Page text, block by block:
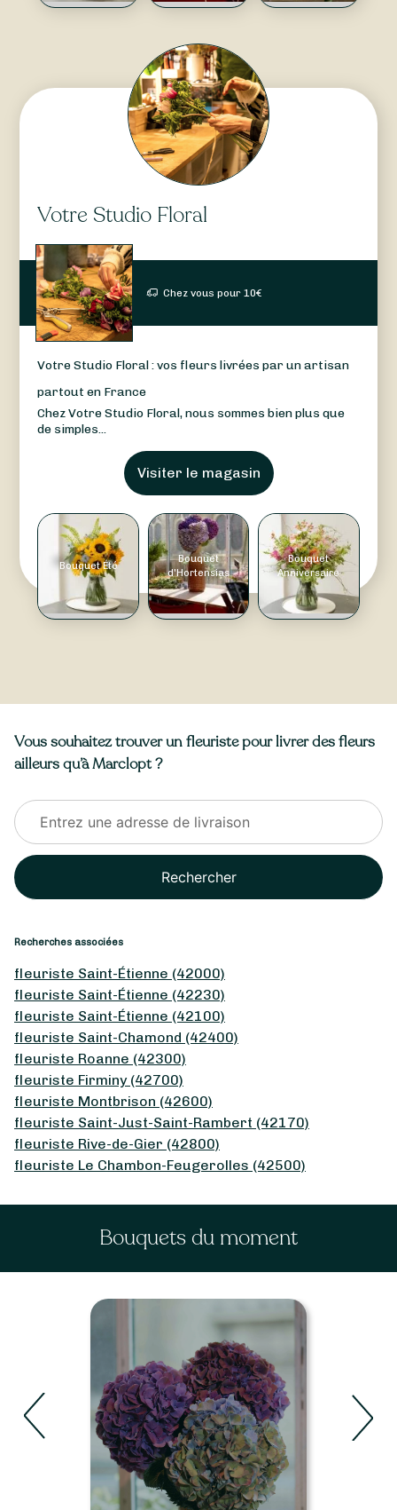
Votre Studio Floral
Chez vous pour10€
Votre Studio Floral : vos fleurs livrées par un artisan
partout en France
Chez Votre Studio Floral, nous sommes bien plus que
de simples...
Visiter le magasin
Bouquet Été
Bouquet
d'Hortensias
Bouquet
Anniversaire
Vous souhaitez trouver un fleuriste pour livrer des fleurs
ailleurs qu’à Marclopt ?
Rechercher
Recherches associées
fleuriste Saint-Étienne (42000)
fleuriste Saint-Étienne (42230)
fleuriste Saint-Étienne (42100)
fleuriste Saint-Chamond (42400)
fleuriste Roanne (42300)
fleuriste Firminy (42700)
fleuriste Montbrison (42600)
fleuriste Saint-Just-Saint-Rambert (42170)
fleuriste Rive-de-Gier (42800)
fleuriste Le Chambon-Feugerolles (42500)
Bouquets du moment